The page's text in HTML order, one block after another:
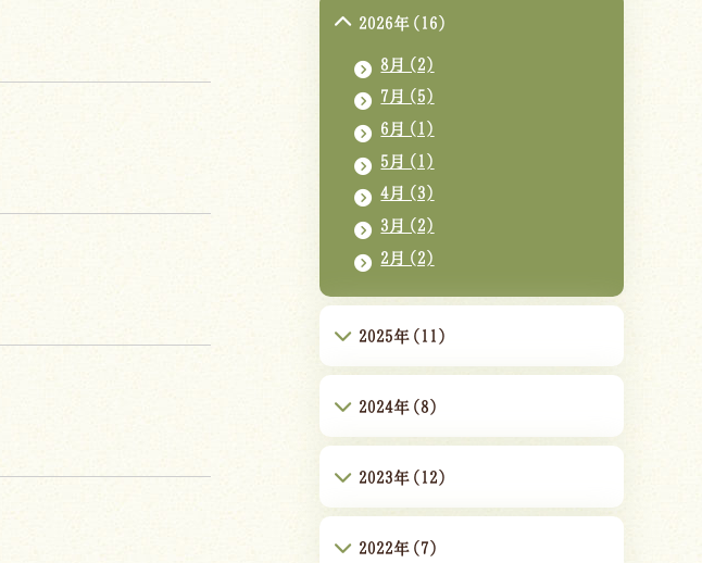
2026年(16)
8月(2)
7月(5)
6月(1)
5月(1)
4月(3)
3月(2)
2月(2)
2025年(11)
2024年(8)
2023年(12)
2022年(7)